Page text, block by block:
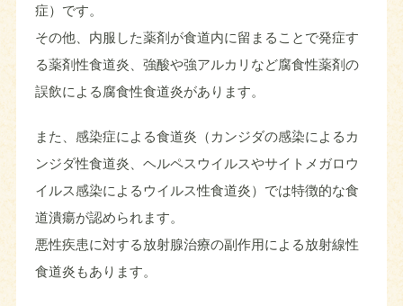
症）です。
その他、内服した薬剤が食道内に留まることで発症す
る薬剤性食道炎、強酸や強アルカリなど腐食性薬剤の
誤飲による腐食性食道炎があります。
また、感染症による食道炎（カンジダの感染によるカ
ンジダ性食道炎、ヘルペスウイルスやサイトメガロウ
イルス感染によるウイルス性食道炎）では特徴的な食
道潰瘍が認められます。
悪性疾患に対する放射腺治療の副作用による放射線性
食道炎もあります。